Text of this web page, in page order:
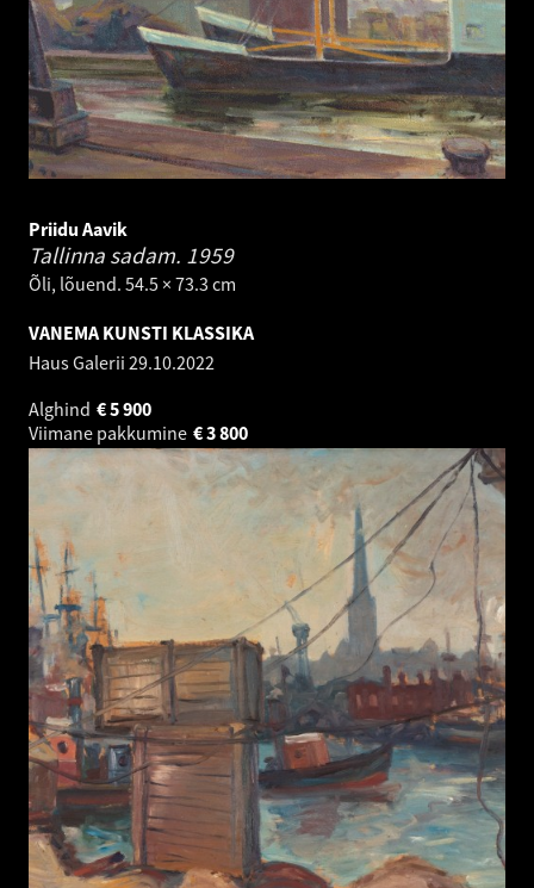
Priidu Aavik
Tallinna sadam. 1959
Õli, lõuend. 54.5 × 73.3 cm
VANEMA KUNSTI KLASSIKA
Haus Galerii 29.10.2022
Alghind
5 900
€
Viimane pakkumine
3 800
€